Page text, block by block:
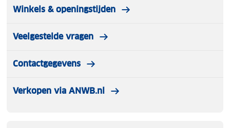
Winkels & openingstijden
Veelgestelde vragen
Contactgegevens
Verkopen via ANWB.nl